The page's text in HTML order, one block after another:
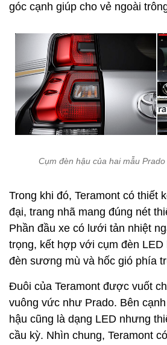
góc cạnh giúp cho vẻ ngoài
Cụm đèn hậu của hai mẫu Prado
Trong khi đó, Teramont có thiết
đại, trang nhã mang đúng nét
Phần đầu xe có lưới tản nhiệt
trọng, kết hợp với cụm đèn LED
đèn sương mù và hốc gió phía
Đuôi của Teramont được vuốt
vuông vức như Prado. Bên
hậu cũng là dạng LED nhưng
cầu kỳ. Nhìn chung, Teramont